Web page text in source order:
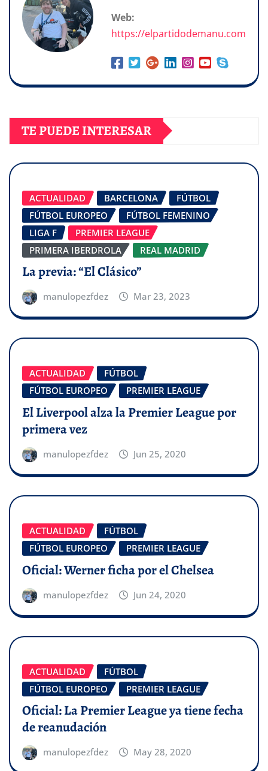
Web:
https://elpartidodemanu.com
TE PUEDE INTERESAR
ACTUALIDAD BARCELONA
FÚTBOL
FÚTBOL EUROPEO
FÚTBOL FEMENINO
LIGA F
PREMIER LEAGUE
PRIMERA IBERDROLA
REAL MADRID
La previa: “El Clásico”
manulopezfdez Mar 23, 2023
ACTUALIDAD
FÚTBOL
FÚTBOL EUROPEO
PREMIER LEAGUE
El Liverpool alza la Premier League por
primera vez
manulopezfdez Jun 25, 2020
ACTUALIDAD
FÚTBOL
FÚTBOL EUROPEO
PREMIER LEAGUE
Oficial: Werner ficha por el Chelsea
manulopezfdez Jun 24, 2020
ACTUALIDAD
FÚTBOL
FÚTBOL EUROPEO
PREMIER LEAGUE
Oficial: La Premier League ya tiene fecha
de reanudación
manulopezfdez May 28, 2020